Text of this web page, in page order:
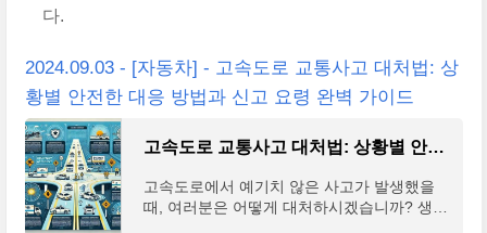
다.
2024.09.03 - [자동차] - 고속도로 교통사고 대처법: 상
황별 안전한 대응 방법과 신고 요령 완벽 가이드
고속도로 교통사고 대처법: 상황별 안전한 대응 방법과 신고 요령 완벽 가이드
고속도로에서 예기치 않은 사고가 발생했을
때, 여러분은 어떻게 대처하시겠습니까? 생명